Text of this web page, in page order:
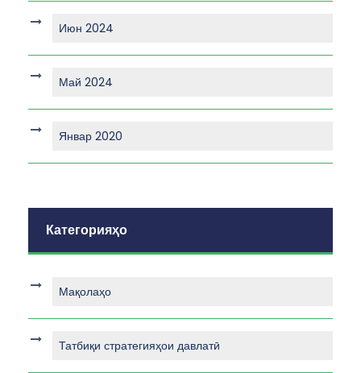
Июн 2024
Май 2024
Январ 2020
Категорияҳо
Мақолаҳо
Татбиқи стратегияҳои давлатӣ